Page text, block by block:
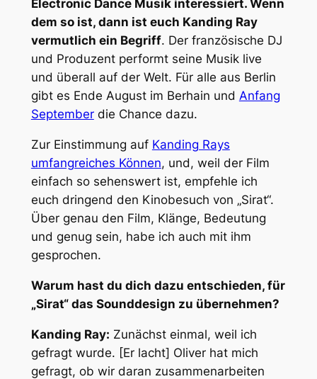
Electronic Dance Musik interessiert. Wenn
dem so ist, dann ist euch Kanding Ray
vermutlich ein Begriff. Der französische DJ
und Produzent performt seine Musik live
und überall auf der Welt. Für alle aus Berlin
gibt es Ende August im Berhain und Anfang
Septemberdie Chance dazu.
Zur Einstimmung auf Kanding Rays
umfangreiches Können, und, weil der Film
einfach so sehenswert ist, empfehle ich
euch dringend den Kinobesuch von „Sirat“.
Über genau den Film, Klänge, Bedeutung
und genug sein, habe ich auch mit ihm
gesprochen.
Warum hast du dich dazu entschieden, für
„Sirat“ das Sounddesign zu übernehmen?
Kanding Ray: Zunächst einmal, weil ich
gefragt wurde. [Er lacht] Oliver hat mich
gefragt, ob wir daran zusammenarbeiten